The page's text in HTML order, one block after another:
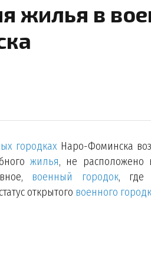
жилья в
городках Наро-Фоминска
жилья, не расположено
военный городок, где
открытого военного